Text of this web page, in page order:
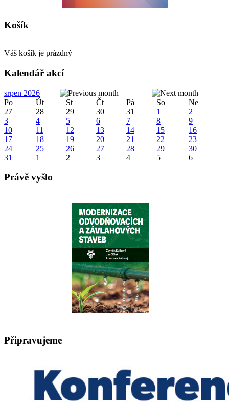
Košík
Váš košík je prázdný
Kalendář akcí
srpen 2026
Po
Út St Čt Pá So
Ne
27
28 29 30 31 1
2
3
4 5 6 7 8
9
10
11 12 13 14 15
16
17
18 19 20 21 22
23
24
25 26 27 28 29
30
31
1 2 3 4 5 6
Právě vyšlo
Připravujeme